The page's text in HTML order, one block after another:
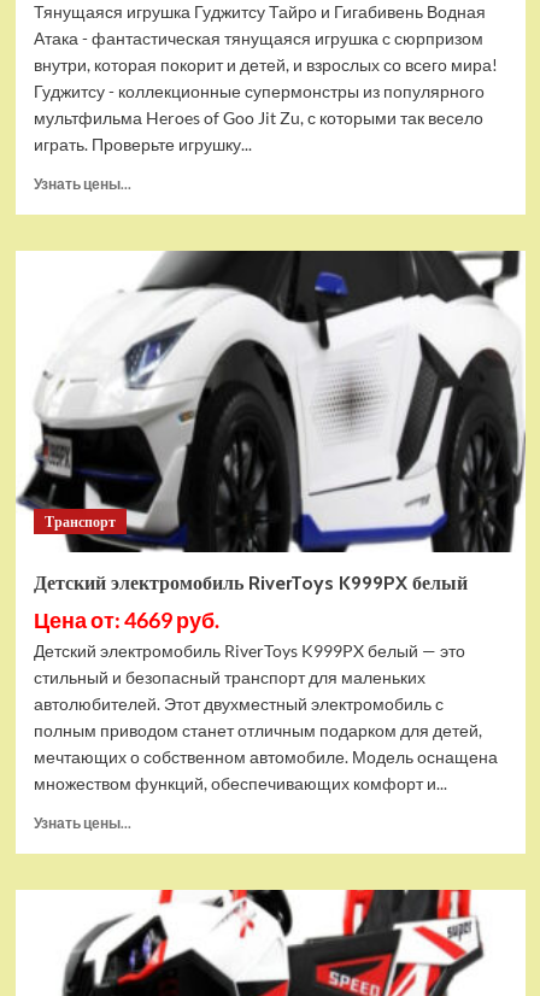
Тянущаяся игрушка Гуджитсу Тайро и Гигабивень Водная
Атака - фантастическая тянущаяся игрушка с сюрпризом
внутри, которая покорит и детей, и взрослых со всего мира!
Гуджитсу - коллекционные супермонстры из популярного
мультфильма Heroes of Goo Jit Zu, с которыми так весело
играть. Проверьте игрушку...
Узнать цены...
Тянущаяся
игрушка
Гуджитсу
и
Гигабивень
Водная
Атака
Транспорт
Детский электромобиль RiverToys K999PX белый
Цена от: 4669 руб.
Детский электромобиль RiverToys K999PX белый — это
стильный и безопасный транспорт для маленьких
автолюбителей. Этот двухместный электромобиль с
полным приводом станет отличным подарком для детей,
мечтающих о собственном автомобиле. Модель оснащена
множеством функций, обеспечивающих комфорт и...
Узнать цены...
Детский
электромобиль
RiverToys
K999PX
белый